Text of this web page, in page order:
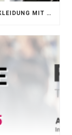
AKUSTIK IM SPA-BEREICH: WANDVERKLEIDUNG MIT SILENTPROTECT CORE